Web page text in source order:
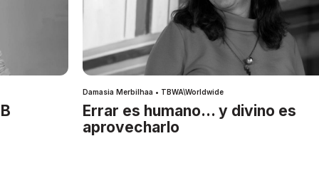
Damasia Merbilhaa • TBWA\Worldwide
Errar es humano… y divino es
aprovecharlo